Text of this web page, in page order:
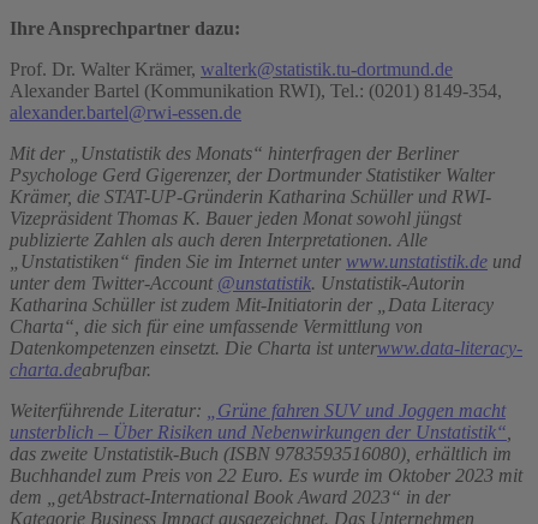
Ihre Ansprechpartner dazu:
Prof. Dr. Walter Krämer, walterk@statistik.tu-dortmund.de
Alexander Bartel (Kommunikation RWI), Tel.: (0201) 8149-354,
alexander.bartel@rwi-essen.de
Mit der „Unstatistik des Monats“ hinterfragen der Berliner
Psychologe Gerd Gigerenzer, der Dortmunder Statistiker Walter
Krämer, die STAT-UP-Gründerin Katharina Schüller und RWI-
Vizepräsident Thomas K. Bauer jeden Monat sowohl jüngst
publizierte Zahlen als auch deren Interpretationen. Alle
„Unstatistiken“ finden Sie im Internet unter www.unstatistik.de und
unter dem Twitter-Account @unstatistik. Unstatistik-Autorin
Katharina Schüller ist zudem Mit-Initiatorin der „Data Literacy
Charta“, die sich für eine umfassende Vermittlung von
Datenkompetenzen einsetzt. Die Charta ist unterwww.data-literacy-
charta.deabrufbar.
Weiterführende Literatur: „Grüne fahren SUV und Joggen macht
unsterblich – Über Risiken und Nebenwirkungen der Unstatistik“,
das zweite Unstatistik-Buch (ISBN 9783593516080), erhältlich im
Buchhandel zum Preis von 22 Euro. Es wurde im Oktober 2023 mit
dem „getAbstract-International Book Award 2023“ in der
Kategorie Business Impact ausgezeichnet. Das Unternehmen